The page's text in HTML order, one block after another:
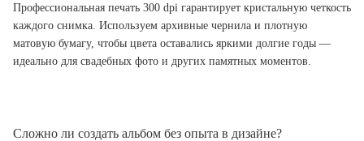
Профессиональная печать 300 dpi гарантирует кристальную четкость
каждого снимка. Используем архивные чернила и плотную
матовую бумагу, чтобы цвета оставались яркими долгие годы —
идеально для свадебных фото и других памятных моментов.
Сложно ли создать альбом без опыта в дизайне?